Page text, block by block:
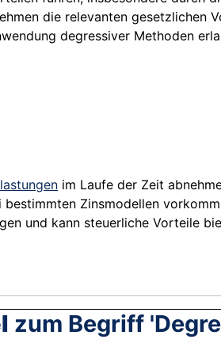
die relevanten gesetzlichen
degressiver Methoden
im Laufe der Zeit
Zinsmodellen
und kann steuerliche Vorteile
zum Begriff